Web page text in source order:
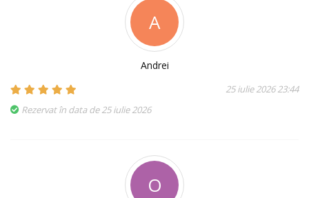
A
Andrei
25 iulie 2026 23:44
Rezervat în data de 25 iulie 2026
O